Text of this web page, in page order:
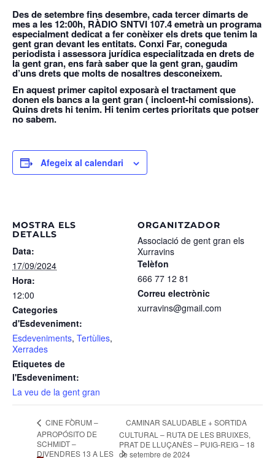
Des de setembre fins desembre, cada tercer dimarts de
mes a les 12:00h, RÀDIO SNTVI 107.4 emetrà un programa
especialment dedicat a fer conèixer els drets que tenim la
gent gran devant les entitats. Conxi Far, coneguda
periodista i assessora jurídica especialitzada en drets de
la gent gran, ens farà saber que la gent gran, gaudim
d’uns drets que molts de nosaltres desconeixem.
En aquest primer capitol exposarà el tractament que
donen els bancs a la gent gran ( incloent-hi comissions).
Quins drets hi tenim. Hi tenim certes prioritats que potser
no sabem.
Afegeix al calendari
MOSTRA ELS
DETALLS
Data:
17/09/2024
Hora:
12:00
Categories
d'Esdeveniment:
Esdeveniments, Tertùlies,
Xerrades
Etiquetes de
l'Esdeveniment:
La veu de la gent gran
ORGANITZADOR
Associació de gent gran els
Xurravins
Telèfon
666 77 12 81
Correu electrònic
xurravins@gmail.com
CINE FÒRUM –
APROPÓSITO DE
SCHMIDT –
DIVENDRES 13 A LES
CAMINAR SALUDABLE + SORTIDA
CULTURAL – RUTA DE LES BRUIXES,
PRAT DE LLUÇANÈS – PUIG-REIG – 18
de setembre de 2024